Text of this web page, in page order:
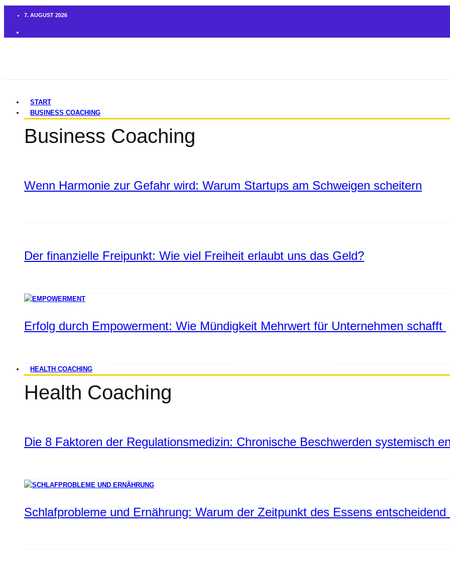
7. AUGUST 2026
START
BUSINESS COACHING
Business Coaching
Wenn Harmonie zur Gefahr wird: Warum Startups am Schweigen scheitern
Der finanzielle Freipunkt: Wie viel Freiheit erlaubt uns das Geld?
Erfolg durch Empowerment: Wie Mündigkeit Mehrwert für Unternehmen schafft
HEALTH COACHING
Health Coaching
Die 8 Faktoren der Regulationsmedizin: Chronische Beschwerden systemisch
Schlafprobleme und Ernährung: Warum der Zeitpunkt des Essens entscheidend